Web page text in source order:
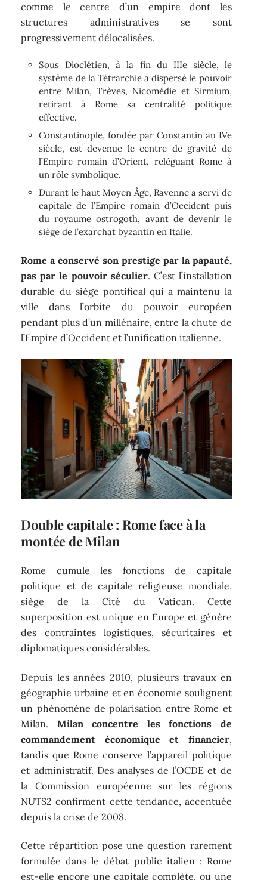
comme le centre d’un empire dont les
structures administratives se sont
progressivement délocalisées.
Sous Dioclétien, à la fin du IIIe siècle, le
système de la Tétrarchie a dispersé le pouvoir
entre Milan, Trèves, Nicomédie et Sirmium,
retirant à Rome sa centralité politique
effective.
Constantinople, fondée par Constantin au IVe
siècle, est devenue le centre de gravité de
l’Empire romain d’Orient, reléguant Rome à
un rôle symbolique.
Durant le haut Moyen Âge, Ravenne a servi de
capitale de l’Empire romain d’Occident puis
du royaume ostrogoth, avant de devenir le
siège de l’exarchat byzantin en Italie.
Rome a conservé son prestige par la papauté,
pas par le pouvoir séculier. C’est l’installation
durable du siège pontifical qui a maintenu la
ville dans l’orbite du pouvoir européen
pendant plus d’un millénaire, entre la chute de
l’Empire d’Occident et l’unification italienne.
Double capitale : Rome face à la
montée de Milan
Rome cumule les fonctions de capitale
politique et de capitale religieuse mondiale,
siège de la Cité du Vatican. Cette
superposition est unique en Europe et génère
des contraintes logistiques, sécuritaires et
diplomatiques considérables.
Depuis les années 2010, plusieurs travaux en
géographie urbaine et en économie soulignent
un phénomène de polarisation entre Rome et
Milan. Milan concentre les fonctions de
commandement économique et financier,
tandis que Rome conserve l’appareil politique
et administratif. Des analyses de l’OCDE et de
la Commission européenne sur les régions
NUTS2 confirment cette tendance, accentuée
depuis la crise de 2008.
Cette répartition pose une question rarement
formulée dans le débat public italien : Rome
est-elle encore une capitale complète, ou une